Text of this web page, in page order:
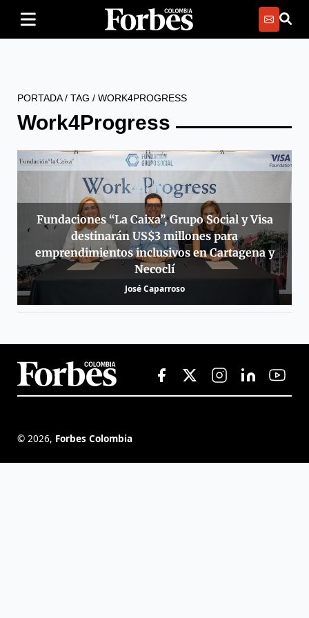
PORTADA/ TAG / WORK4PROGRESS
Work4Progress
Fundaciones “La Caixa”, Grupo Social y Visa
destinarán US$3 millones para
emprendimientos inclusivos en Cartagena y
Necoclí
José Caparroso
© 2026, Forbes Colombia